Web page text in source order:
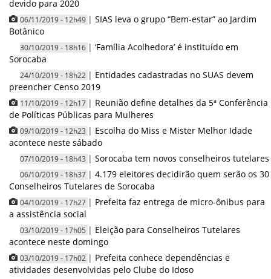
devido para 2020
06/11/2019 - 12h49 | SIAS leva o grupo “Bem-estar” ao Jardim
Botânico
30/10/2019 - 18h16 | ‘Família Acolhedora’ é instituído em
Sorocaba
24/10/2019 - 18h22 | Entidades cadastradas no SUAS devem
preencher Censo 2019
11/10/2019 - 12h17 | Reunião define detalhes da 5ª Conferência
de Políticas Públicas para Mulheres
09/10/2019 - 12h23 | Escolha do Miss e Mister Melhor Idade
acontece neste sábado
07/10/2019 - 18h43 | Sorocaba tem novos conselheiros tutelares
06/10/2019 - 18h37 | 4.179 eleitores decidirão quem serão os 30
Conselheiros Tutelares de Sorocaba
04/10/2019 - 17h27 | Prefeita faz entrega de micro-ônibus para
a assistência social
03/10/2019 - 17h05 | Eleição para Conselheiros Tutelares
acontece neste domingo
03/10/2019 - 17h02 | Prefeita conhece dependências e
atividades desenvolvidas pelo Clube do Idoso